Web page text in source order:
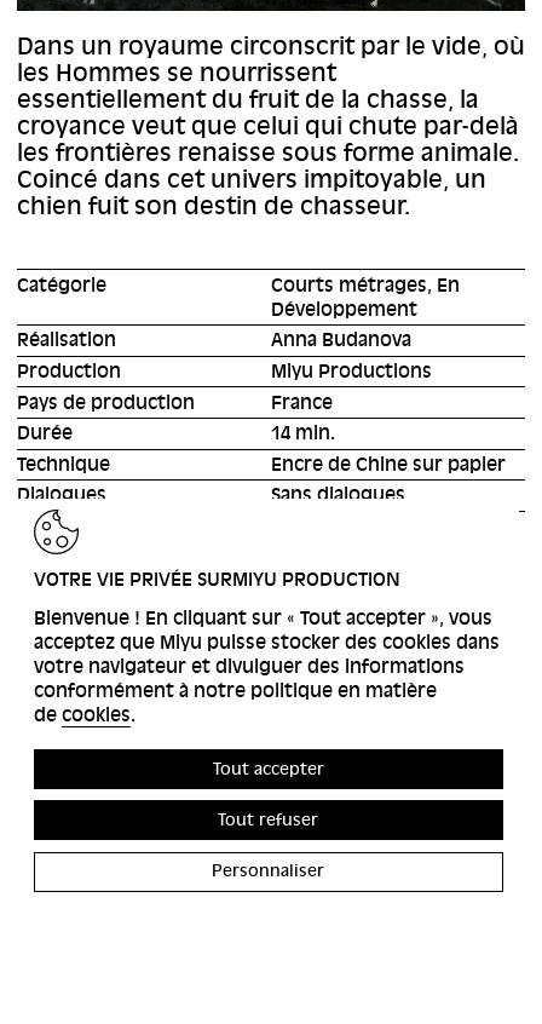
Dans un royaume circonscrit par le vide, où
les Hommes se nourrissent
essentiellement du fruit de la chasse, la
croyance veut que celui qui chute par-delà
les frontières renaisse sous forme animale.
Coincé dans cet univers impitoyable, un
chien fuit son destin de chasseur.
Catégorie
Courts métrages, En
Développement
Réalisation
Anna Budanova
Production
Miyu Productions
Pays de production
France
Durée
14 min.
Technique
Encre de Chine sur papier
Dialogues
Sans dialogues
RETOUR
VOTRE VIE PRIVÉE SURMIYU PRODUCTION
Bienvenue ! En cliquant sur « Tout accepter », vous
acceptez que Miyu puisse stocker des cookies dans
votre navigateur et divulguer des informations
conformément à notre politique en matière
de cookies.
Tout accepter
Tout refuser
Personnaliser